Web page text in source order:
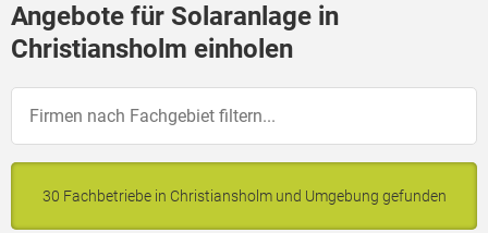
Angebote für Solaranlage in
Christiansholm einholen
30 Fachbetriebe in Christiansholm und Umgebung gefunden